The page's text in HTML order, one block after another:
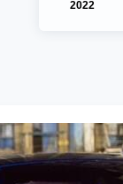
2022